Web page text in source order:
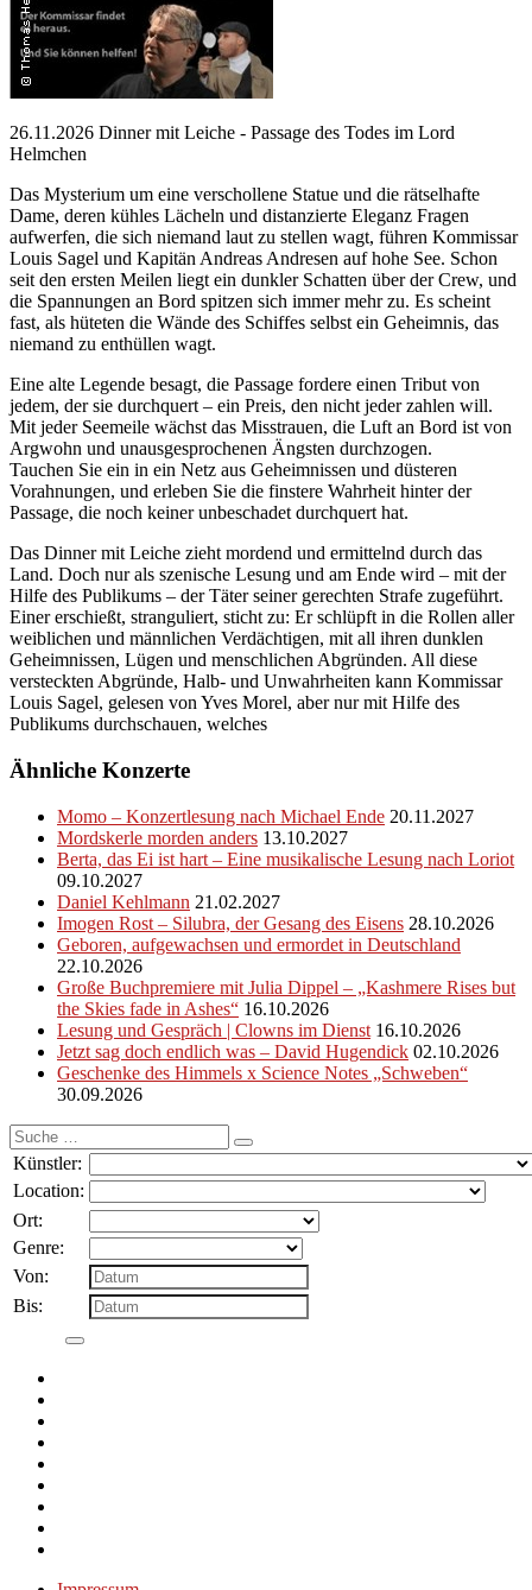
26.11.2026 Dinner mit Leiche - Passage des Todes im Lord
Helmchen
Das Mysterium um eine verschollene Statue und die rätselhafte
Dame, deren kühles Lächeln und distanzierte Eleganz Fragen
aufwerfen, die sich niemand laut zu stellen wagt, führen Kommissar
Louis Sagel und Kapitän Andreas Andresen auf hohe See. Schon
seit den ersten Meilen liegt ein dunkler Schatten über der Crew, und
die Spannungen an Bord spitzen sich immer mehr zu. Es scheint
fast, als hüteten die Wände des Schiffes selbst ein Geheimnis, das
niemand zu enthüllen wagt.
Eine alte Legende besagt, die Passage fordere einen Tribut von
jedem, der sie durchquert – ein Preis, den nicht jeder zahlen will.
Mit jeder Seemeile wächst das Misstrauen, die Luft an Bord ist von
Argwohn und unausgesprochenen Ängsten durchzogen.
Tauchen Sie ein in ein Netz aus Geheimnissen und düsteren
Vorahnungen, und erleben Sie die finstere Wahrheit hinter der
Passage, die noch keiner unbeschadet durchquert hat.
Das Dinner mit Leiche zieht mordend und ermittelnd durch das
Land. Doch nur als szenische Lesung und am Ende wird – mit der
Hilfe des Publikums – der Täter seiner gerechten Strafe zugeführt.
Einer erschießt, stranguliert, sticht zu: Er schlüpft in die Rollen aller
weiblichen und männlichen Verdächtigen, mit all ihren dunklen
Geheimnissen, Lügen und menschlichen Abgründen. All diese
versteckten Abgründe, Halb- und Unwahrheiten kann Kommissar
Louis Sagel, gelesen von Yves Morel, aber nur mit Hilfe des
Publikums durchschauen, welches
Ähnliche Konzerte
Momo – Konzertlesung nach Michael Ende 20.11.2027
Mordskerle morden anders 13.10.2027
Berta, das Ei ist hart – Eine musikalische Lesung nach Loriot
09.10.2027
Daniel Kehlmann 21.02.2027
Imogen Rost – Silubra, der Gesang des Eisens 28.10.2026
Geboren, aufgewachsen und ermordet in Deutschland
22.10.2026
Große Buchpremiere mit Julia Dippel – „Kashmere Rises but
the Skies fade in Ashes“ 16.10.2026
Lesung und Gespräch | Clowns im Dienst 16.10.2026
Jetzt sag doch endlich was – David Hugendick 02.10.2026
Geschenke des Himmels x Science Notes „Schweben“
30.09.2026
Suche
nach:
Künstler:
Location:
Ort:
Genre:
Von:
Bis: